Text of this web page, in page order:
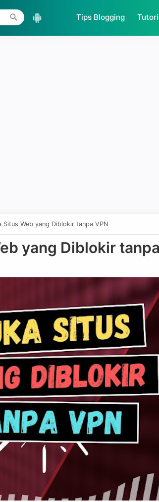
Skip to main contentTips Blogging
Situs Web yang Diblokir tanpa VPN
yang Diblokir tanpa